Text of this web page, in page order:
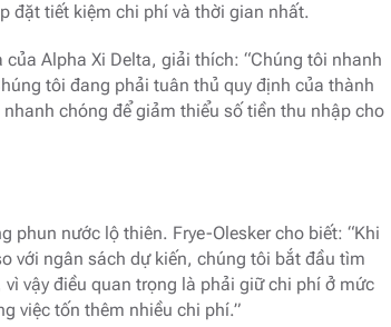
đặt tiết kiệm chi phí và thời gian nhất.
Alpha Xi Delta, giải thích: “Chúng tôi nhanh
tôi đang phải tuân thủ quy định của thành
chóng để giảm thiểu số tiền thu nhập cho
phun nước lộ thiên. Frye-Olesker cho biết: “Khi
với ngân sách dự kiến, chúng tôi bắt đầu tìm
vậy điều quan trọng là phải giữ chi phí ở mức
việc tốn thêm nhiều chi phí.”